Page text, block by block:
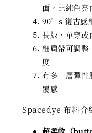
面 ，比純色
90’s 復古感
長版，單穿或
細肩帶可調整
度
有多一層彈性
覆感
Spacedye 布料介
超柔軟（